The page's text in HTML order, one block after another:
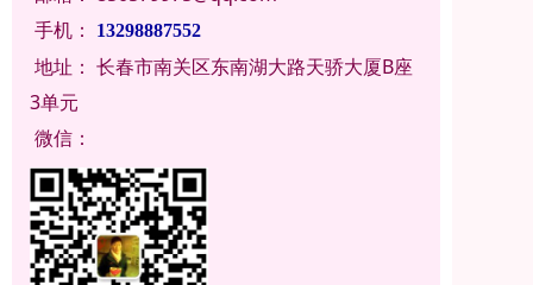
手机：
13298887552
地址： 长春市南关区东南湖大路天骄大厦B座
3单元
微信：